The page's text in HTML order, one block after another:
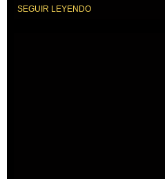
SEGUIR LEYENDO